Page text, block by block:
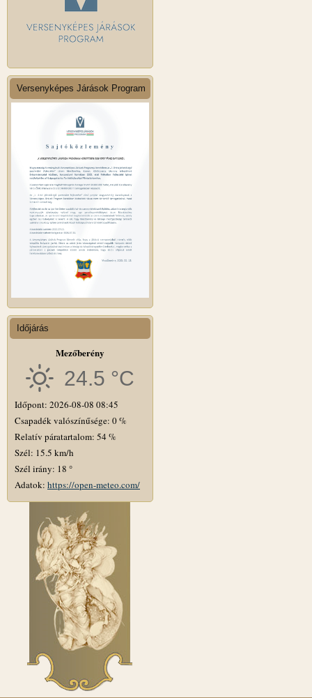
Versenyképes Járások Program
Időjárás
Mezőberény
24.5 °C
Időpont: 2026-08-08 08:45
Csapadék valószínűsége: 0 %
Relatív páratartalom: 54 %
Szél: 15.5 km/h
Szél irány: 18 °
Adatok: https://open-meteo.com/